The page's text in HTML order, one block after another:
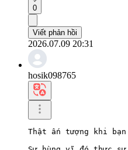
0
Viết phản hồi
2026.07.09 20:31
hosik098765
Thật ấn tượng khi